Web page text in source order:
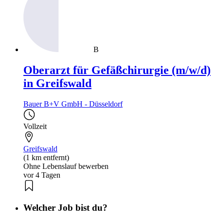
B
Oberarzt für Gefäßchirurgie (m/w/d)
in Greifswald
Bauer B+V GmbH - Düsseldorf
Vollzeit
Greifswald
(1 km entfernt)
Ohne Lebenslauf bewerben
vor 4 Tagen
Welcher Job bist du?